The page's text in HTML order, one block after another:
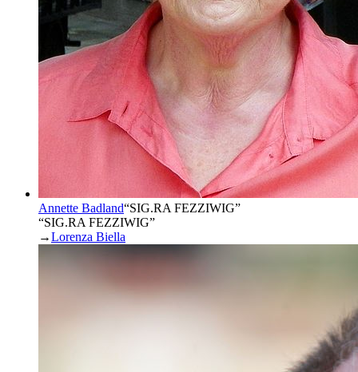
Annette Badland“SIG.RA FEZZIWIG”
“SIG.RA FEZZIWIG”
→Lorenza Biella